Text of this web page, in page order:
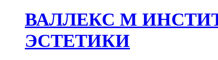
ВАЛЛЕКС М
ЭСТЕТИКИ